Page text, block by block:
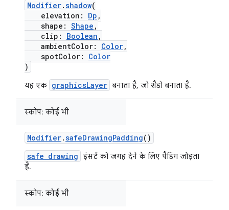
Modifier.shadow(
elevation: Dp ,
shape: Shape ,
clip: Boolean ,
ambientColor: Color,
spotColor: Color
)
यह एक graphicsLayer बनाता है, जो शैडो बनाता है.
स्कोप: कोई भी
Modifier.safeDrawingPadding()
safe drawing इंसर्ट को जगह देने के लिए पैडिंग जोड़ता
है.
स्कोप: कोई भी